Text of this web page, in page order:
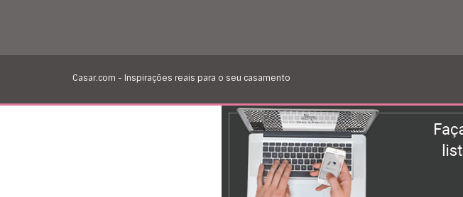
Casar.com - Inspirações reais para o seu casamento